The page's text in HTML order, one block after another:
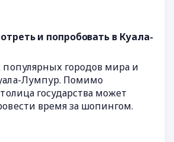
и попробовать в Куала-
городов мира и
Лумпур. Помимо
государства может
время за шопингом.